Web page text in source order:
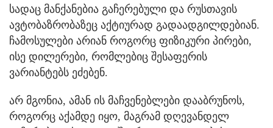
სადაც მანქანებია გაჩერებული და რუსთავის
ავტობაზრობაზეც აქტიურად გადაადგილდებიან.
ჩამოსულები არიან როგორც ფიზიკური პირები,
ისე დილერები, რომლებიც შესაფერის
ვარიანტებს ეძებენ.
არ მგონია, ამან ის მაჩვენებლები დააბრუნოს,
როგორც აქამდე იყო, მაგრამ დღევანდელ